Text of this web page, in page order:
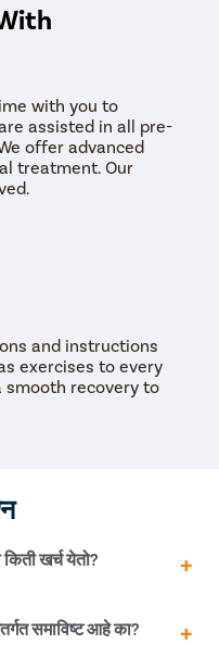
with you to
assisted in all pre-
offer advanced
treatment. Our
and instructions
exercises to every
smooth recovery to
खर्च येतो?
रु. पासून आहे. 30,000 ते
समाविष्ट आहे का?